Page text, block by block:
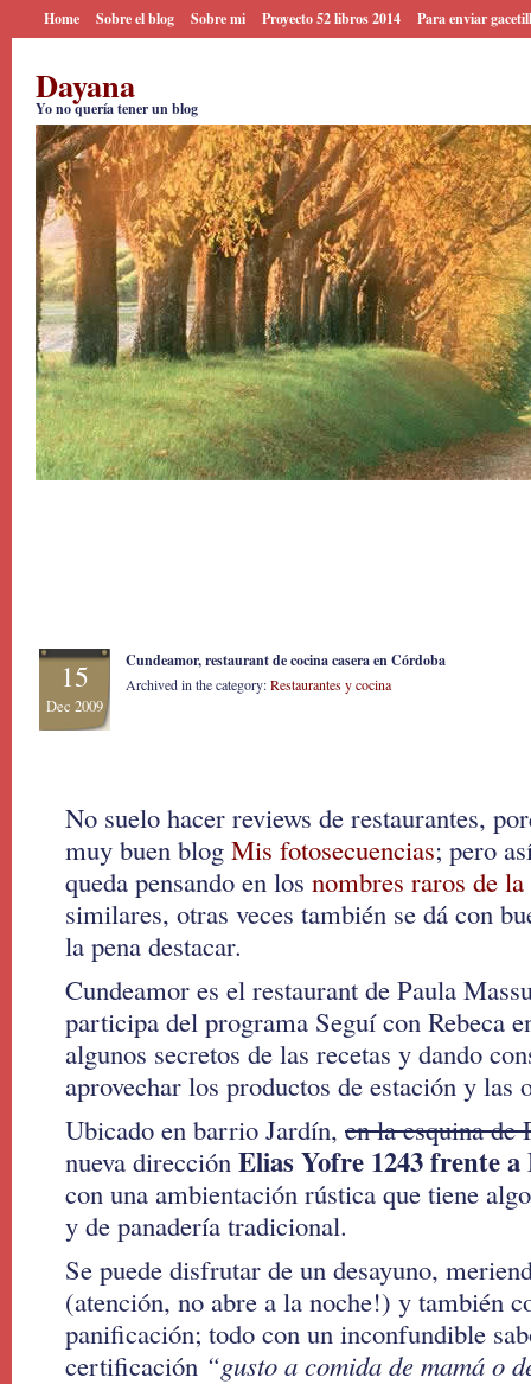
Home Sobre el blog Sobre mi Proyecto 52 libros 2014 Para enviar
Dayana
Yo no quería tener un blog
15
Dec 2009
Cundeamor, restaurant de cocina casera en Córdoba
Archived in the category:Restaurantes y cocina
No suelo hacer reviews de restaurantes,
muy buen blog Mis fotosecuencias; pero
queda pensando en los nombres raros de
similares, otras veces también se dá con
la pena destacar.
Cundeamor es el restaurant de Paula
participa del programa Seguí con Rebeca
algunos secretos de las recetas y dando
aprovechar los productos de estación y las
Ubicado en barrio Jardín, en la esquina
nueva dirección Elias Yofre 1243 frente
con una ambientación rústica que tiene
y de panadería tradicional.
Se puede disfrutar de un desayuno,
(atención, no abre a la noche!) y también
panificación; todo con un inconfundible
certificación “gusto a comida de mamá o